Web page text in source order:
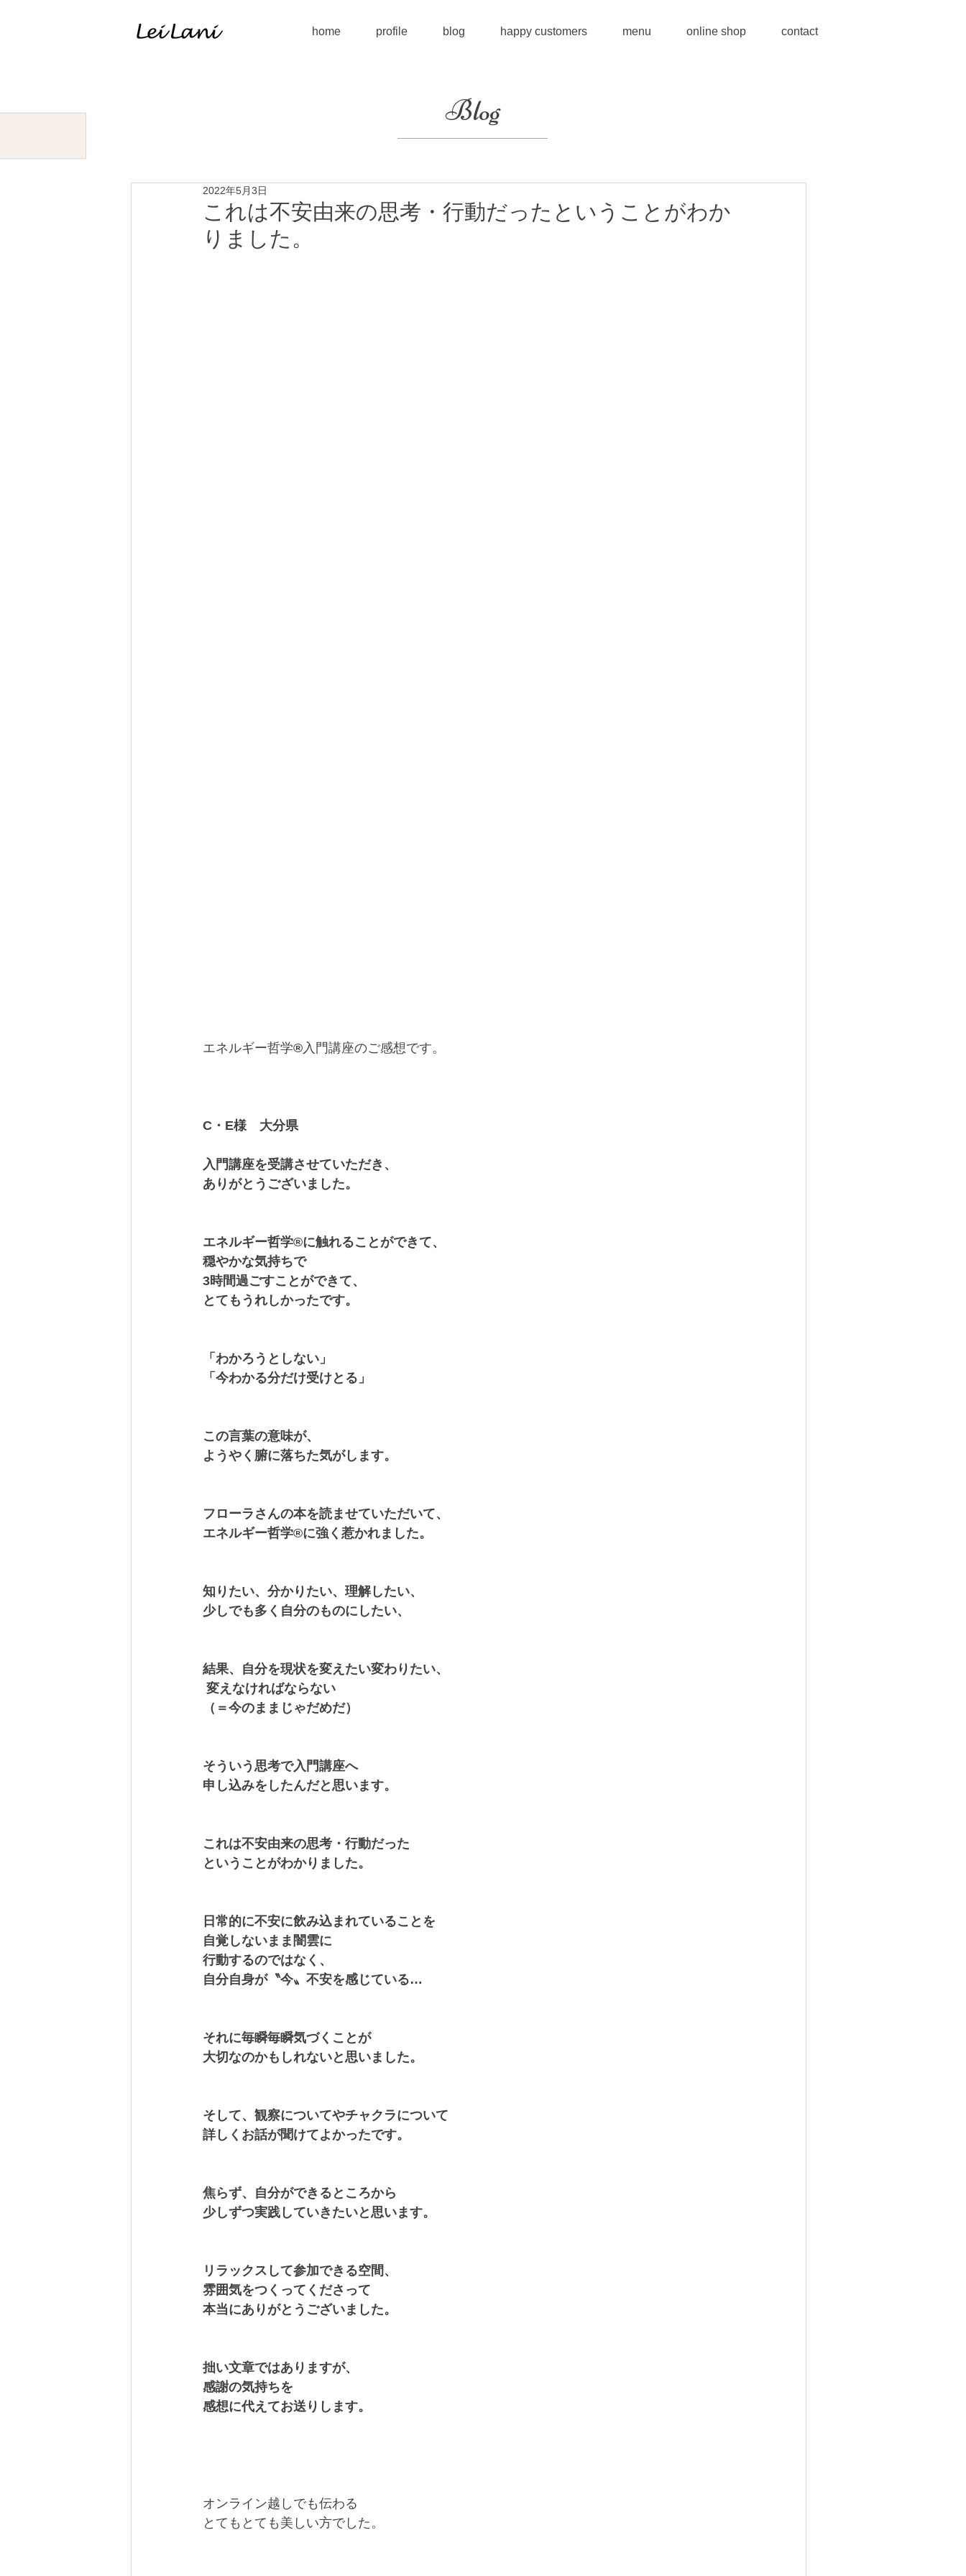
home profile blog happy customers menu online shop contact
Blog
これは不安由来の思考・行動だったということがわか
りました。
2022年5月3日
エネルギー哲学®︎ 入門講座のご感想です。
C・E様　大分県
入門講座を受講させていただき、
ありがとうございました。
エネルギー哲学®︎に触れることができて、
穏やかな気持ちで
3時間過ごすことができて、
とてもうれしかったです。
「わかろうとしない」
「今わかる分だけ受けとる」
この言葉の意味が、
ようやく腑に落ちた気がします。
フローラさんの本を読ませていただいて、
エネルギー哲学®︎に強く惹かれました。
知りたい、分かりたい、理解したい、
少しでも多く自分のものにしたい、
結果、自分を現状を変えたい変わりたい、
変えなければならない
（＝今のままじゃだめだ）
そういう思考で入門講座へ
申し込みをしたんだと思います。
これは不安由来の思考・行動だった
ということがわかりました。
日常的に不安に飲み込まれていることを
自覚しないまま闇雲に
行動するのではなく、
自分自身が〝今〟不安を感じている…
それに毎瞬毎瞬気づくことが
大切なのかもしれないと思いました。
そして、観察についてやチャクラについて
詳しくお話が聞けてよかったです。
焦らず、自分ができるところから
少しずつ実践していきたいと思います。
リラックスして参加できる空間、
雰囲気をつくってくださって
本当にありがとうございました。
拙い文章ではありますが、
感謝の気持ちを
感想に代えてお送りします。
オンライン越しでも伝わる
とてもとても美しい方でした。